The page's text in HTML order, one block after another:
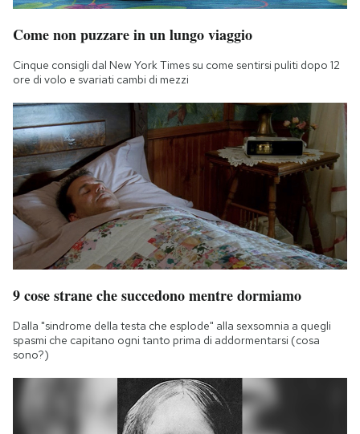
Come non puzzare in un lungo viaggio
Cinque consigli dal New York Times su come sentirsi puliti dopo 12
ore di volo e svariati cambi di mezzi
9 cose strane che succedono mentre dormiamo
Dalla "sindrome della testa che esplode" alla sexsomnia a quegli
spasmi che capitano ogni tanto prima di addormentarsi (cosa
sono?)